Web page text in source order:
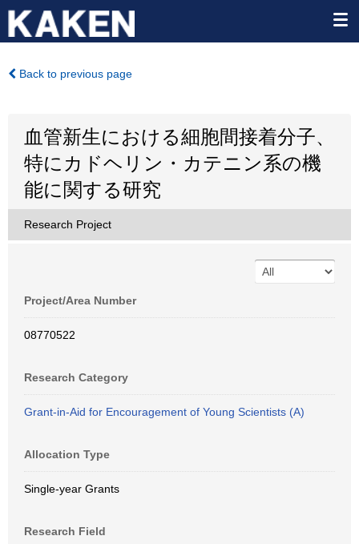
Back to previous page
血管新生における細胞間接着分子、
特にカドヘリン・カテニン系の機
能に関する研究
Research Project
Project/Area Number
08770522
Research Category
Grant-in-Aid for Encouragement of Young Scientists (A)
Allocation Type
Single-year Grants
Research Field